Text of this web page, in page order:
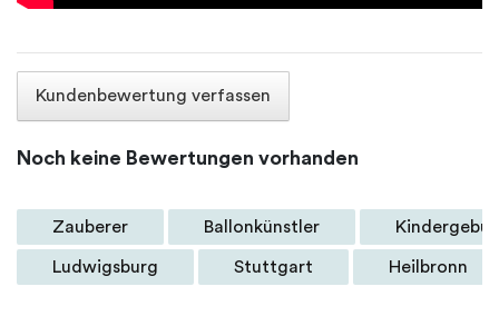
Kundenbewertung verfassen
Noch keine Bewertungen vorhanden
Zauberer Ballonkünstler
Ludwigsburg Stuttgart Heilbronn